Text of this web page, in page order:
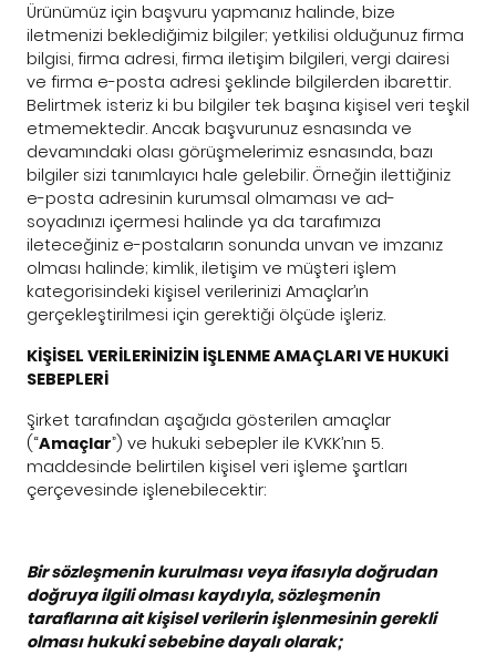
Ürünümüz için başvuru yapmanız halinde, bize
iletmenizi beklediğimiz bilgiler; yetkilisi olduğunuz firma
bilgisi, firma adresi, firma iletişim bilgileri, vergi dairesi
ve firma e-posta adresi şeklinde bilgilerden ibarettir.
Belirtmek isteriz ki bu bilgiler tek başına kişisel veri teşkil
etmemektedir. Ancak başvurunuz esnasında ve
devamındaki olası görüşmelerimiz esnasında, bazı
bilgiler sizi tanımlayıcı hale gelebilir. Örneğin ilettiğiniz
e-posta adresinin kurumsal olmaması ve ad-
soyadınızı içermesi halinde ya da tarafımıza
ileteceğiniz e-postaların sonunda unvan ve imzanız
olması halinde; kimlik, iletişim ve müşteri işlem
kategorisindeki kişisel verilerinizi Amaçlar’ın
gerçekleştirilmesi için gerektiği ölçüde işleriz.
KİŞİSEL VERİLERİNİZİN İŞLENME AMAÇLARI VE HUKUKİ
SEBEPLERİ
Şirket tarafından aşağıda gösterilen amaçlar
(“Amaçlar”) ve hukuki sebepler ile KVKK’nın 5.
maddesinde belirtilen kişisel veri işleme şartları
çerçevesinde işlenebilecektir:
Bir sözleşmenin kurulması veya ifasıyla doğrudan
doğruya ilgili olması kaydıyla, sözleşmenin
taraflarına ait kişisel verilerin işlenmesinin gerekli
olması hukuki sebebine dayalı olarak;